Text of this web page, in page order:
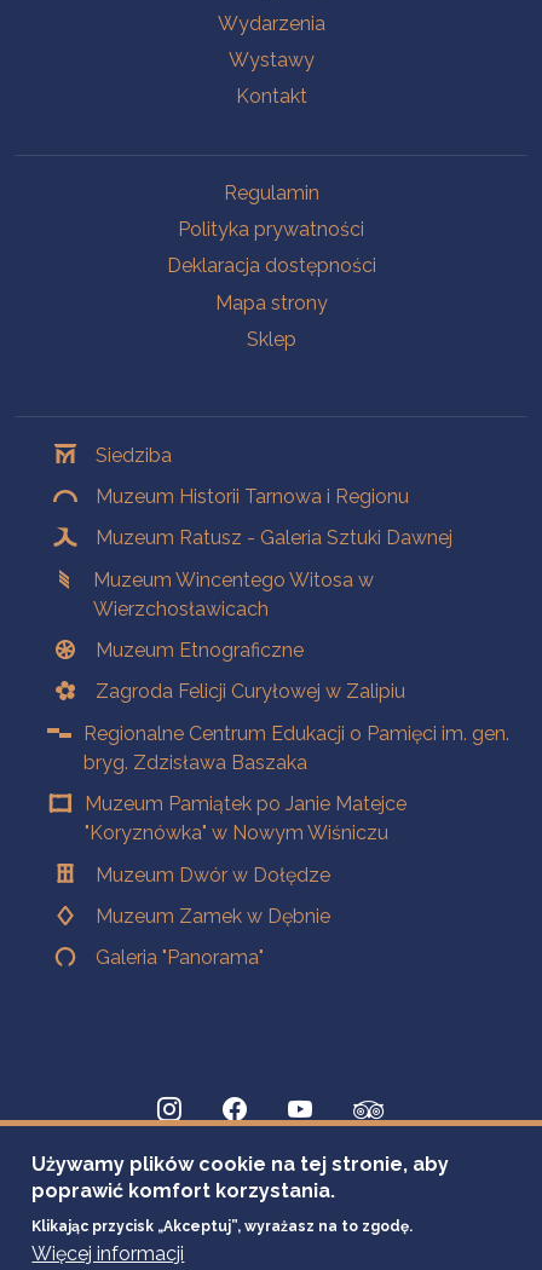
Wydarzenia
Wystawy
Kontakt
Regulamin
Polityka prywatności
Deklaracja dostępności
Mapa strony
Sklep
Siedziba
Muzeum Historii Tarnowa i Regionu
Muzeum Ratusz - Galeria Sztuki Dawnej
Muzeum Wincentego Witosa w
Wierzchosławicach
Muzeum Etnograficzne
Zagroda Felicji Curyłowej w Zalipiu
Regionalne Centrum Edukacji o Pamięci im. gen.
bryg. Zdzisława Baszaka
Muzeum Pamiątek po Janie Matejce
"Koryznówka" w Nowym Wiśniczu
Muzeum Dwór w Dołędze
Muzeum Zamek w Dębnie
Galeria "Panorama"
Używamy plików cookie na tej stronie, aby
poprawić komfort korzystania.
Klikając przycisk „Akceptuj”, wyrażasz na to zgodę.
Więcej informacji